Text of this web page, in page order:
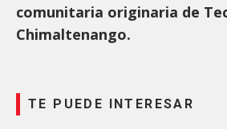
comunitaria originaria de
Chimaltenango.
TE PUEDE INTERESAR